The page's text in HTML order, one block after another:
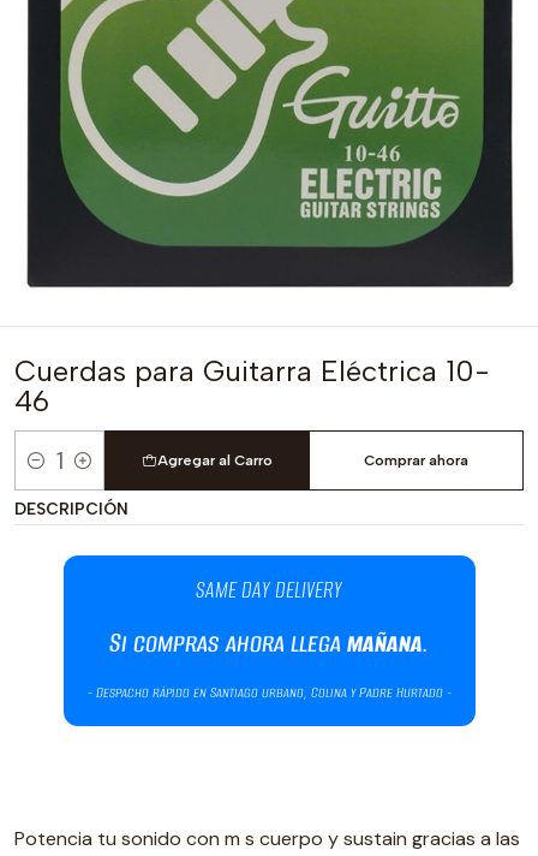
Cuerdas para Guitarra Eléctrica 10-
46
Cantidad
Agregar al Carro Comprar ahora
DESCRIPCIÓN
Potencia tu sonido con m s cuerpo y sustain gracias a las